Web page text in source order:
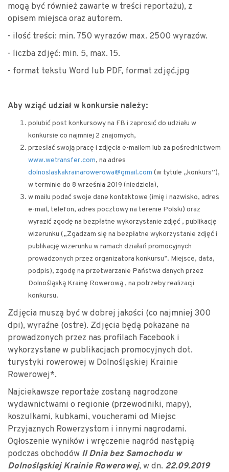
mogą być również zawarte w treści reportażu), z
opisem miejsca oraz autorem.
- ilość treści: min. 750 wyrazów max. 2500 wyrazów.
- liczba zdjęć: min. 5, max. 15.
- format tekstu Word lub PDF, format zdjęć.jpg
Aby wziąć udział w konkursie należy:
polubić post konkursowy na FB i zaprosić do udziału w
konkursie co najmniej 2 znajomych,
przesłać swoją pracę i zdjęcia e-mailem lub za pośrednictwem
www.wetransfer.com, na adres
dolnoslaskakrainarowerowa@gmail.com (w tytule „konkurs”),
w terminie do 8 września 2019 (niedziela),
w mailu podać swoje dane kontaktowe (imię i nazwisko, adres
e-mail, telefon, adres pocztowy na terenie Polski) oraz
wyrazić zgodę na bezpłatne wykorzystanie zdjęć , publikację
wizerunku („Zgadzam się na bezpłatne wykorzystanie zdjęć i
publikację wizerunku w ramach działań promocyjnych
prowadzonych przez organizatora konkursu”. Miejsce, data,
podpis), zgodę na przetwarzanie Państwa danych przez
Dolnośląską Krainę Rowerową , na potrzeby realizacji
konkursu.
Zdjęcia muszą być w dobrej jakości (co najmniej 300
dpi), wyraźne (ostre). Zdjęcia będą pokazane na
prowadzonych przez nas profilach Facebook i
wykorzystane w publikacjach promocyjnych dot.
turystyki rowerowej w Dolnośląskiej Krainie
Rowerowej*.
Najciekawsze reportaże zostaną nagrodzone
wydawnictwami o regionie (przewodniki, mapy),
koszulkami, kubkami, voucherami od Miejsc
Przyjaznych Rowerzystom i innymi nagrodami.
Ogłoszenie wyników i wręczenie nagród nastąpią
podczas obchodów II Dnia bez Samochodu w
Dolnośląskiej Krainie Rowerowej, w dn. 22.09.2019